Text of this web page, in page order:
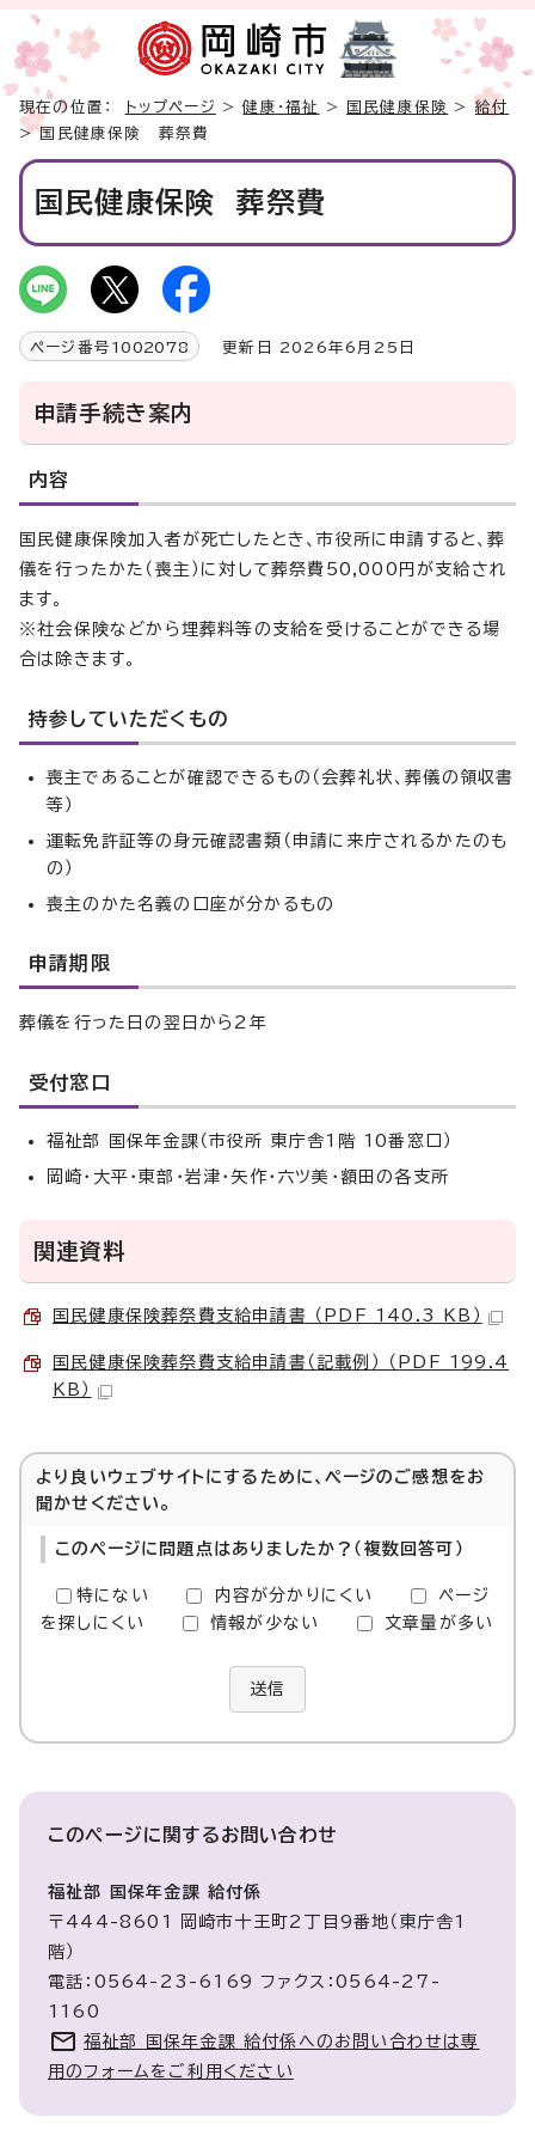
現在の位置： トップページ >健康・福祉 > 国民健康保険 >給付
> 国民健康保険 葬祭費
国民健康保険 葬祭費
ページ番号 1002078 更新日 2026年6月25日
申請手続き案内
内容
国民健康保険加入者が死亡したとき、市役所に申請すると、葬
儀を行ったかた（喪主）に対して葬祭費50,000円が支給され
ます。
※社会保険などから埋葬料等の支給を受けることができる場
合は除きます。
持参していただくもの
喪主であることが確認できるもの（会葬礼状、葬儀の領収書
等）
運転免許証等の身元確認書類（申請に来庁されるかたのも
の）
喪主のかた名義の口座が分かるもの
申請期限
葬儀を行った日の翌日から2年
受付窓口
福祉部 国保年金課（市役所 東庁舎1階 10番窓口）
岡崎・大平・東部・岩津・矢作・六ツ美・額田の各支所
関連資料
国民健康保険葬祭費支給申請書 （PDF 140.3 KB）
国民健康保険葬祭費支給申請書（記載例） （PDF 199.4
KB）
より良いウェブサイトにするために、ページのご感想をお
聞かせください。
このページに問題点はありましたか？（複数回答可）
特にない 内容が分かりにくい
ページ
を探しにくい
情報が少ない 文章量が多い
送信
このページに関するお問い合わせ
福祉部 国保年金課 給付係
〒444-8601 岡崎市十王町2丁目9番地（東庁舎1
階）
電話：0564-23-6169 ファクス：0564-27-
1160
福祉部 国保年金課 給付係へのお問い合わせは専
用のフォームをご利用ください